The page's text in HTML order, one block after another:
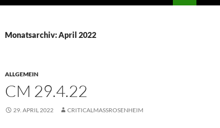
Monatsarchiv: April 2022
ALLGEMEIN
CM 29.4.22
29. APRIL 2022 CRITICALMASSROSENHEIM